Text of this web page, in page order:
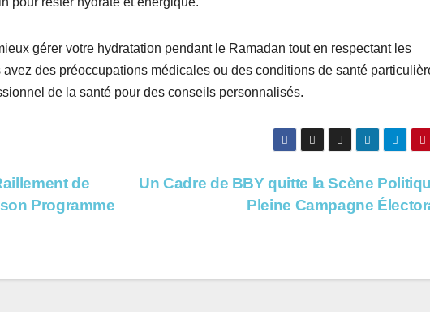
gérer votre hydratation pendant le Ramadan tout en respectant les
des préoccupations médicales ou des conditions de santé
de la santé pour des conseils personnalisés.
Un Cadre de BBY quitte la Scène
Pleine Campagne
de
Programme